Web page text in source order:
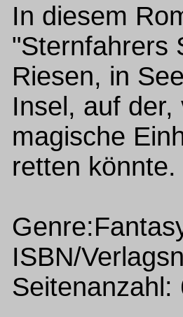
In diesem
"Sternfahrers
Riesen, in
Insel, auf
magische
retten könnte.
ISBN/
Seitenanzahl: